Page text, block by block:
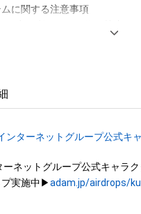
に関する注意事項
に関する創作物（画像および映
らに限られません。）にかかる
につき登録等を出願する権利
そのため、本アイテムを保有
にかかる知的財産権を有する
ンターネットグループ公式キャ
ーネットグループ公式キャラク
プ実施中▶adam.jp/airdrops/